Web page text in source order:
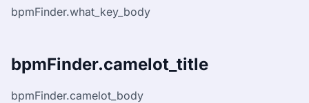
bpmFinder.what_key_body
bpmFinder.camelot_title
bpmFinder.camelot_body